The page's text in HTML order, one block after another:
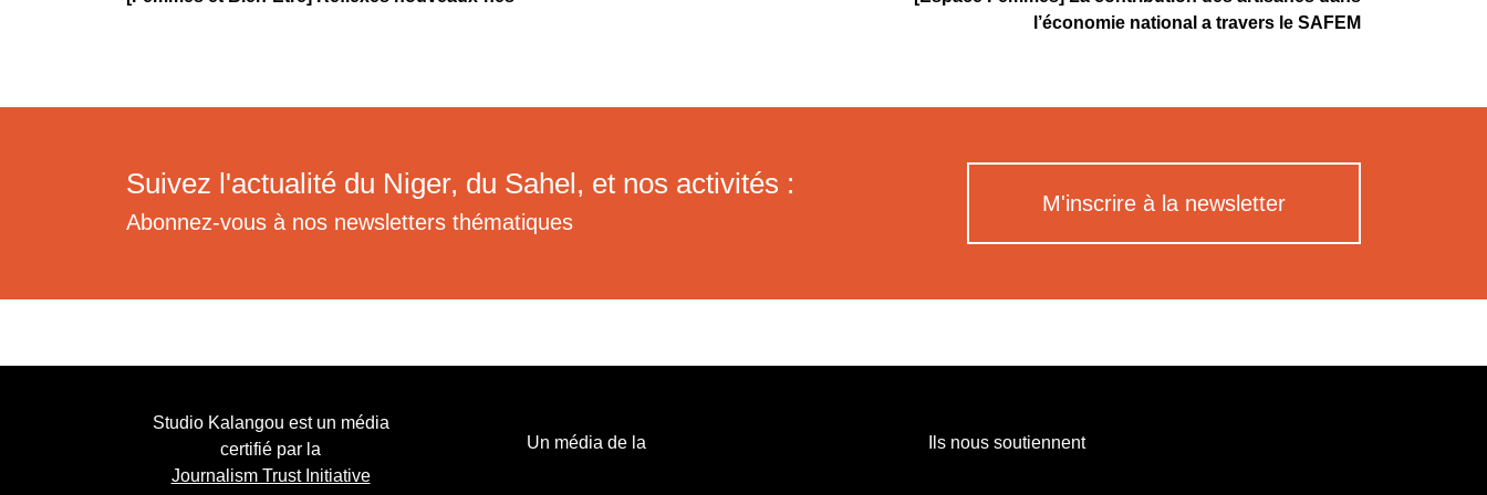
l’économie national a travers le SAFEM
Suivez l'actualité du Niger, du Sahel, et nos activités :
Abonnez-vous à nos newsletters thématiques
M'inscrire à la newsletter
Studio Kalangou est un média
certifié par la
Journalism Trust Initiative
Un média de la Ils nous soutiennent